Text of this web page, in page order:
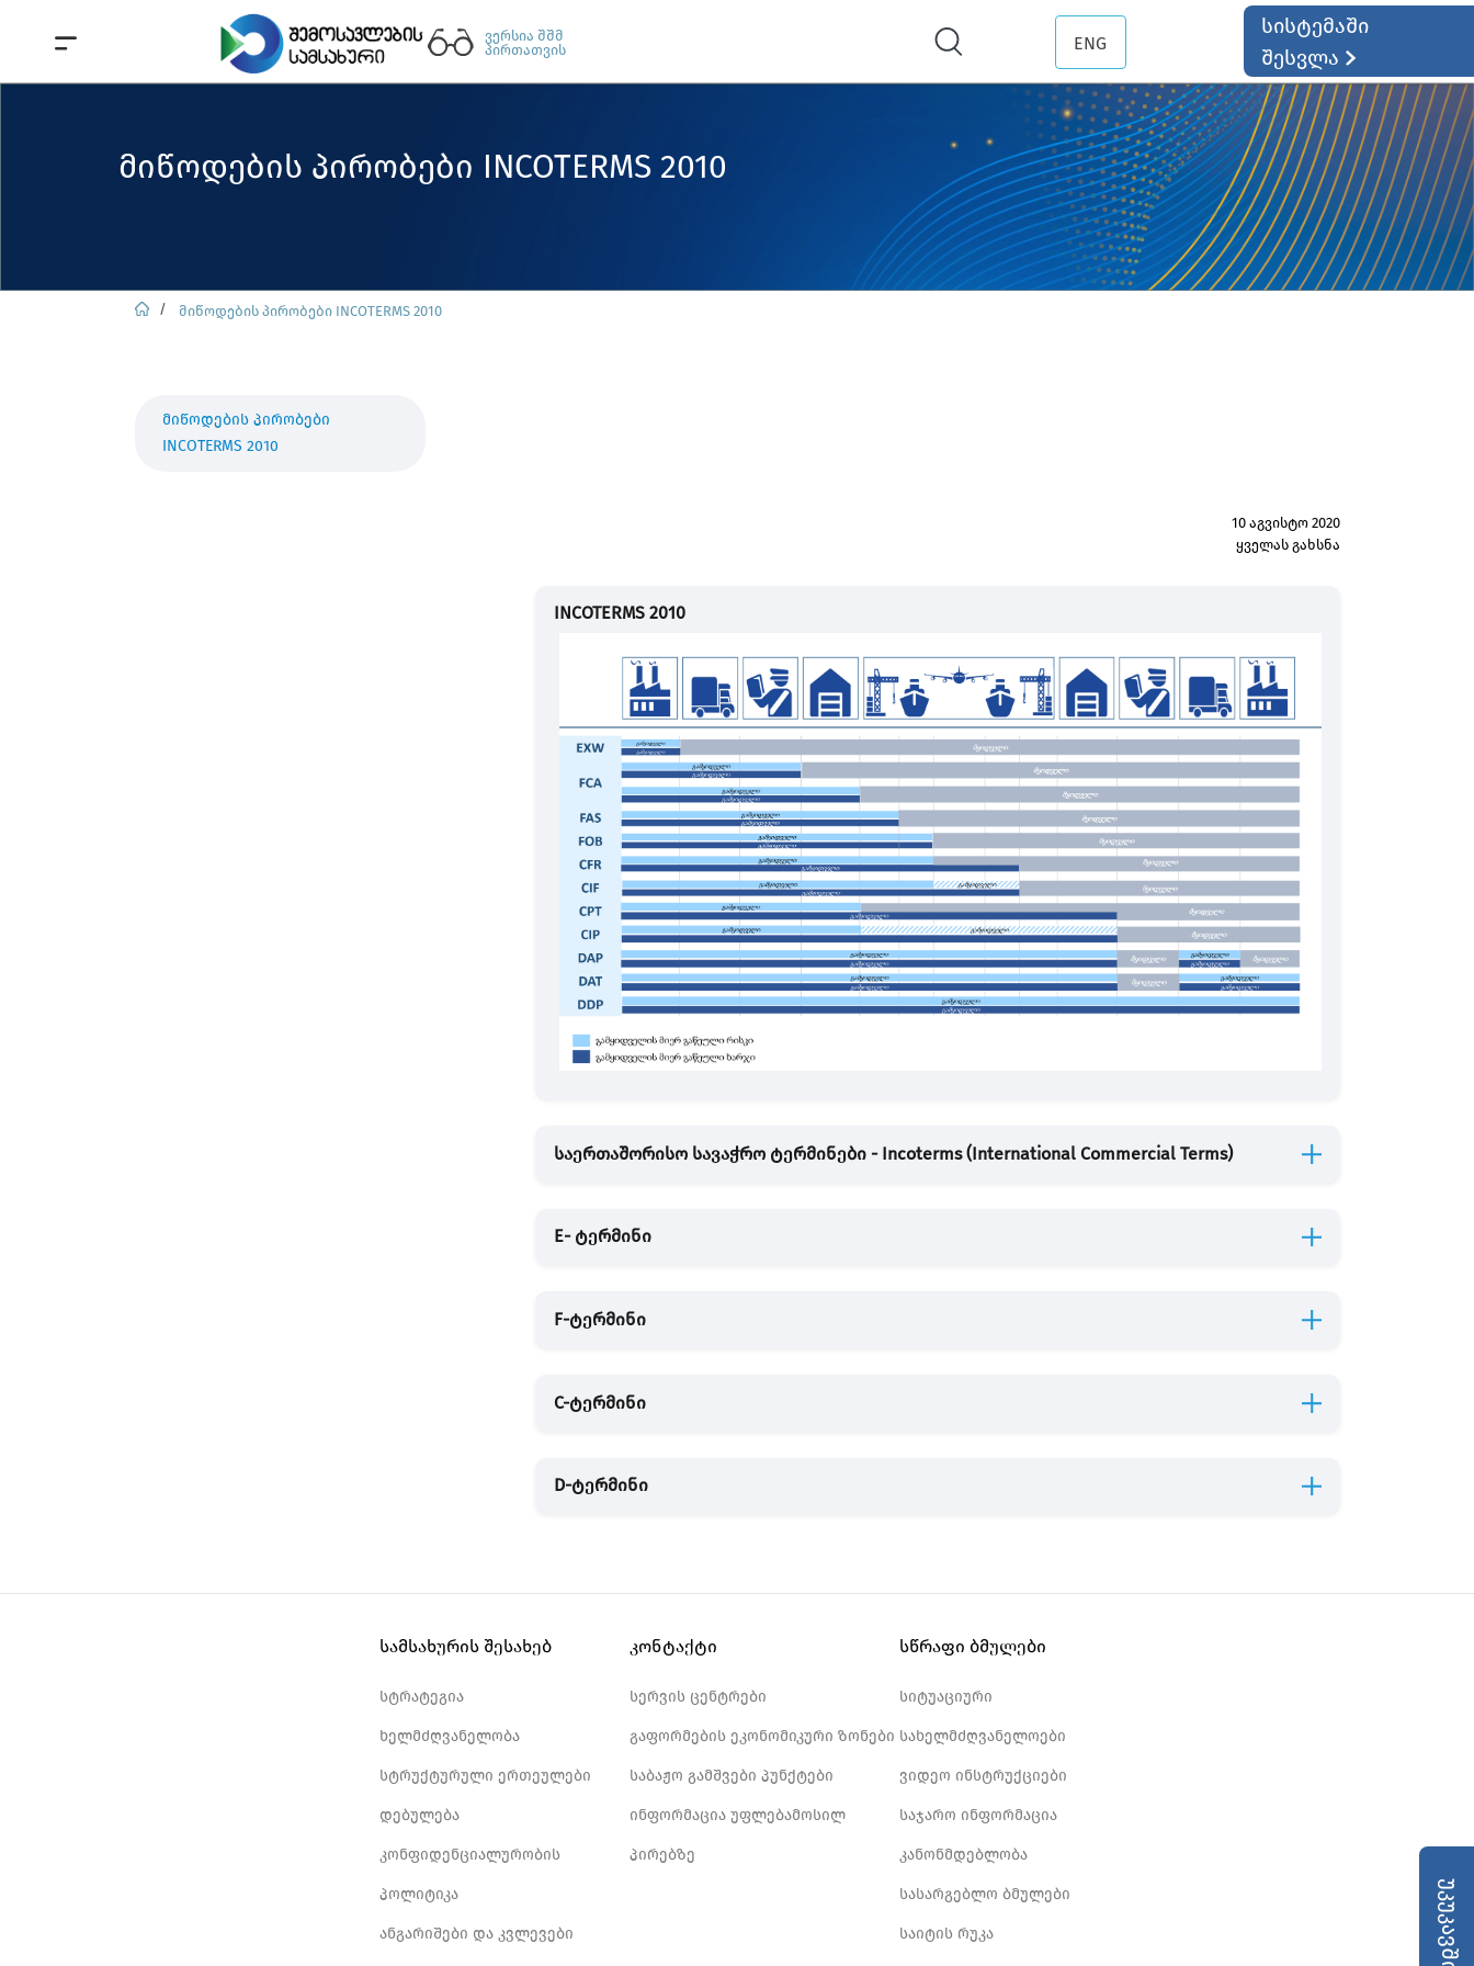
ვერსია შშმ
პირთათვის
ENG
სისტემაში
შესვლა
უკუკავშირი
მიწოდების პირობები INCOTERMS 2010
მიწოდების პირობები INCOTERMS 2010
მიწოდების პირობები
INCOTERMS 2010
10 აგვისტო 2020
ყველას გახსნა
INCOTERMS 2010
საერთაშორისო სავაჭრო ტერმინები - Incoterms (International Commercial Terms)
E- ტერმინი
F-ტერმინი
C-ტერმინი
D-ტერმინი
სამსახურის შესახებ
სტრატეგია
ხელმძღვანელობა
სტრუქტურული ერთეულები
დებულება
კონფიდენციალურობის
პოლიტიკა
ანგარიშები და კვლევები
კონტაქტი
სერვის ცენტრები
გაფორმების ეკონომიკური ზონები
საბაჟო გამშვები პუნქტები
ინფორმაცია უფლებამოსილ
პირებზე
სწრაფი ბმულები
სიტუაციური
სახელმძღვანელოები
ვიდეო ინსტრუქციები
საჯარო ინფორმაცია
კანონმდებლობა
სასარგებლო ბმულები
საიტის რუკა